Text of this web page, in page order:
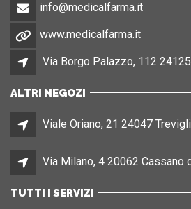
info@medicalfarma.it
www.medicalfarma.it
Via Borgo Palazzo, 112
ALTRI NEGOZI
Viale Oriano, 21 24047
Via Milano, 4 20062 Cassano
TUTTI I SERVIZI